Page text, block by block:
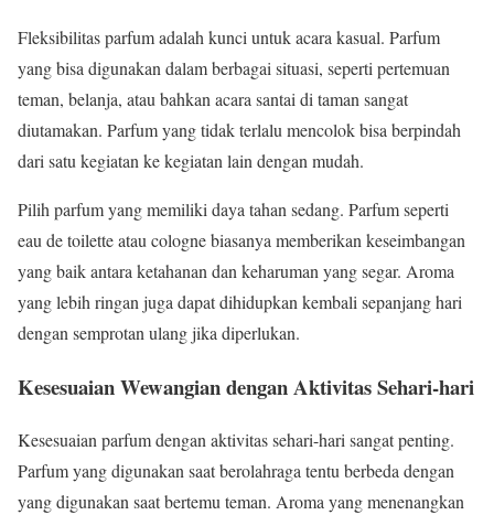
Fleksibilitas parfum adalah kunci untuk acara kasual. Parfum
yang bisa digunakan dalam berbagai situasi, seperti pertemuan
teman, belanja, atau bahkan acara santai di taman sangat
diutamakan. Parfum yang tidak terlalu mencolok bisa berpindah
dari satu kegiatan ke kegiatan lain dengan mudah.
Pilih parfum yang memiliki daya tahan sedang. Parfum seperti
eau de toilette atau cologne biasanya memberikan keseimbangan
yang baik antara ketahanan dan keharuman yang segar. Aroma
yang lebih ringan juga dapat dihidupkan kembali sepanjang hari
dengan semprotan ulang jika diperlukan.
Kesesuaian Wewangian dengan Aktivitas Sehari-hari
Kesesuaian parfum dengan aktivitas sehari-hari sangat penting.
Parfum yang digunakan saat berolahraga tentu berbeda dengan
yang digunakan saat bertemu teman. Aroma yang menenangkan